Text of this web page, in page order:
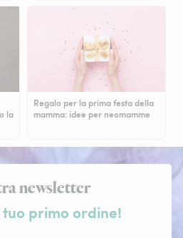
la
Regalo per la prima festa della
mamma: idee per neomamme
newsletter
primo ordine!